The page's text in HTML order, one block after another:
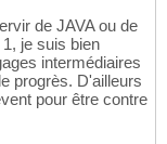
de JAVA ou de
je suis bien
intermédiaires
progrès. D'ailleurs
pour être contre